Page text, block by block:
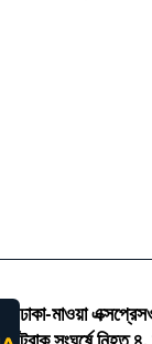
ঢাকা-মাওয়া